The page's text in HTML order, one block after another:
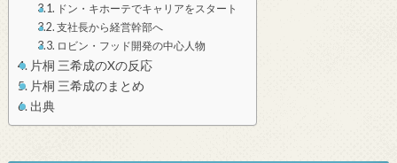
ドン・キホーテでキャリアをスタート
支社長から経営幹部へ
ロビン・フッド開発の中心人物
片桐 三希成のXの反応
片桐 三希成のまとめ
出典